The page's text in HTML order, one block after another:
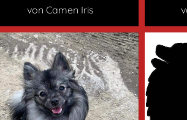
von Camen Iris